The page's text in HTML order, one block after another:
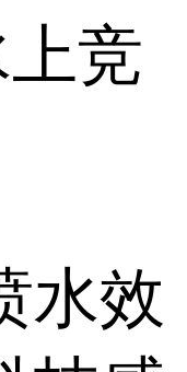
竞
水效